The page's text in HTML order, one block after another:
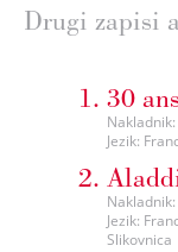
Drugi zapisi
30
Jezik:
Jezik:
Slikovnica